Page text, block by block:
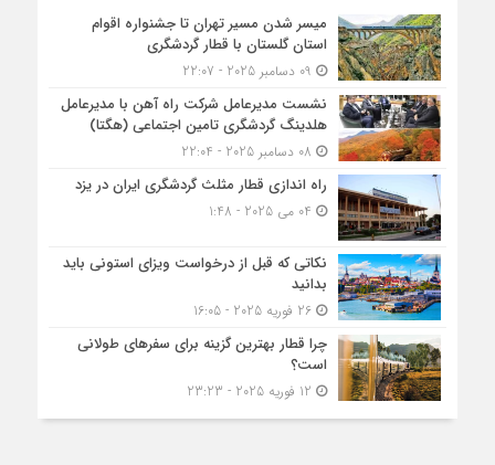
میسر شدن مسیر تهران تا جشنواره اقوام
استان گلستان با قطار گردشگری
نشست مدیرعامل شرکت راه آهن با مدیرعامل
هلدینگ گردشگری تامین اجتماعی (هگتا)
راه اندازی قطار مثلث گردشگری ایران در یزد
نکاتی که قبل از درخواست ویزای استونی باید
بدانید
26 فوریه 2025 - 16:05
چرا قطار بهترین گزینه برای سفرهای طولانی
است؟